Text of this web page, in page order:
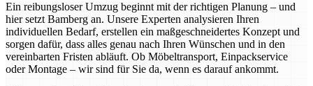
Ein reibungsloser Umzug beginnt mit der richtigen Planung – und
hier setzt Bamberg an. Unsere Experten analysieren Ihren
individuellen Bedarf, erstellen ein maßgeschneidertes Konzept und
sorgen dafür, dass alles genau nach Ihren Wünschen und in den
vereinbarten Fristen abläuft. Ob Möbeltransport, Einpackservice
oder Montage – wir sind für Sie da, wenn es darauf ankommt.